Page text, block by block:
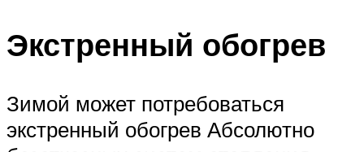
Экстренный обогрев
Зимой может потребоваться
экстренный обогрев Абсолютно